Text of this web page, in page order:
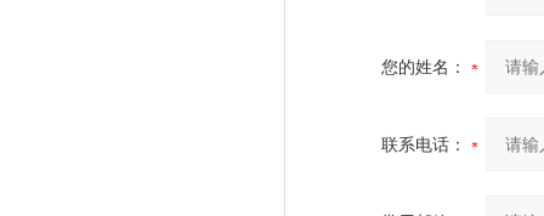
您的姓名：
联系电话：